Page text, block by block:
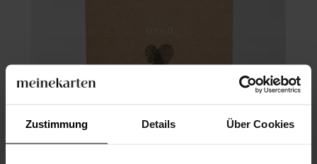
Zustimmung Details Über Cookies